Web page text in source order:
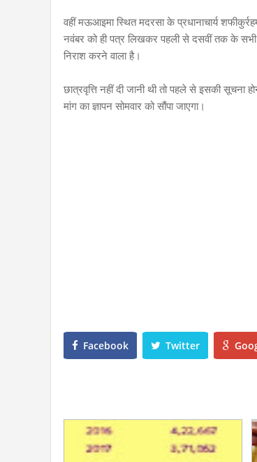
वहीं मऊआइमा स्थित मदरसा के प्रधानाचार्य
नवंबर को ही पत्र लिखकर पहली से दसवीं तक के सभी
निराश करने वाला है।
छात्रवृत्ति नहीं दी जानी थी तो पहले से इसकी सूचना
मांग का ज्ञापन सोमवार को सौंपा जाएगा।
Facebook Twitter